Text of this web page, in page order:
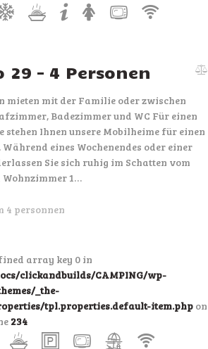
29 – 4 Personen
mieten mit der Familie oder zwischen
Badezimmer und WC Für einen
Ihnen unsere Mobilheime für einen
eines Wochenendes oder einer
Sie sich ruhig im Schatten vom
1…
4 personnen
array key 0 in
clickandbuilds/CAMPING/wp-
_the-
tpl.properties.default-item.php on
234